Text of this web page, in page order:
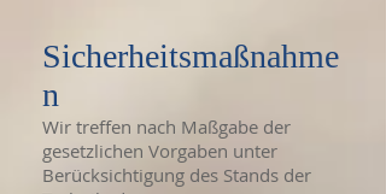
Sicherheitsmaßnahme
n
Wir treffen nach Maßgabe der
gesetzlichen Vorgaben unter
Berücksichtigung des Stands der